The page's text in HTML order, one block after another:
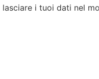
i tuoi dati nel